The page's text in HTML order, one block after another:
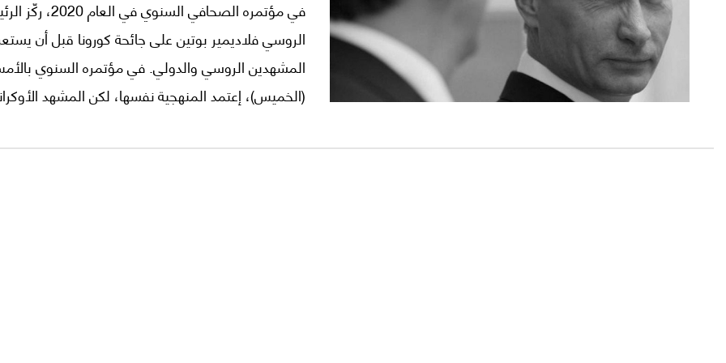
في مؤتمره الصحافي السنوي في
الروسي فلاديمير بوتين على جائحة كورونا قبل أن
المشهدين الروسي والدولي. في مؤتمره السنوي
(الخميس)، إعتمد المنهجية نفسها، لكن المشهد
الأكثر "حرارة" بين روسيا والولايات المتحدة.